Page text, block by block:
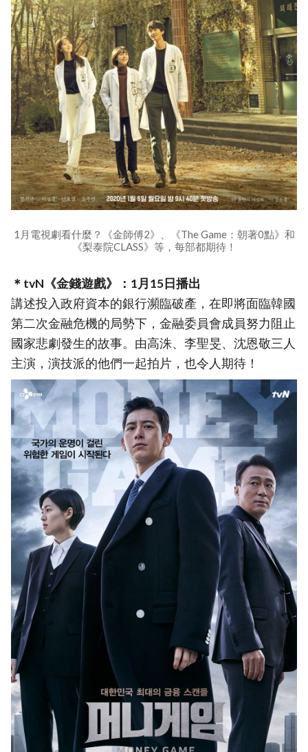
1月電視劇看什麼？《金師傅2》、《The Game：朝著0點》和
《梨泰院CLASS》等，每部都期待！
＊tvN《金錢遊戲》：1月15日播出
講述投入政府資本的銀行瀕臨破產，在即將面臨韓國
第二次金融危機的局勢下，金融委員會成員努力阻止
國家悲劇發生的故事。由高洙、李聖旻、沈恩敬三人
主演，演技派的他們一起拍片，也令人期待！